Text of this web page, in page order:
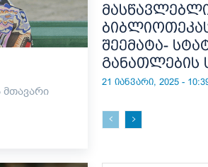
შეემატა-
განათლების
21 იანვარი, 2025 -